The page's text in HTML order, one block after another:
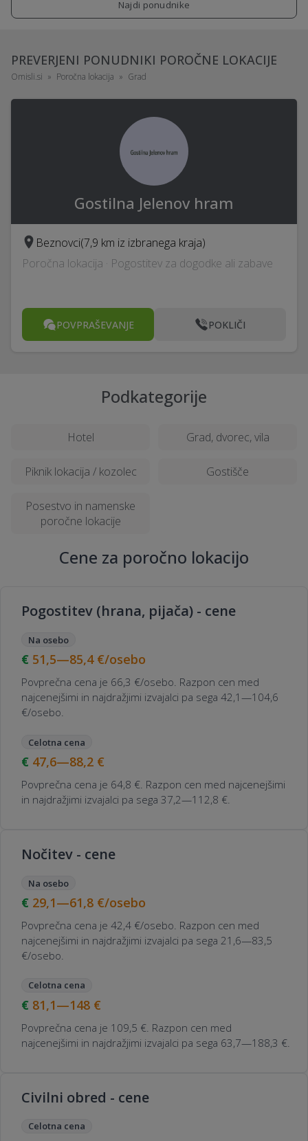
Najdi ponudnike
PREVERJENI PONUDNIKI POROČNE LOKACIJE
Omisli.si Poročna lokacija Grad
Gostilna Jelenov hram
Beznovci(7,9 km iz izbranega kraja)
Poročna lokacija · Pogostitev za dogodke ali zabave
POVPRAŠEVANJE POKLIČI
Podkategorije
Hotel Grad, dvorec, vila
Piknik lokacija / kozolec Gostišče
Posestvo in namenske
poročne lokacije
Cene za poročno lokacijo
Pogostitev (hrana, pijača) - cene
Na osebo
51,5—85,4 €/osebo
Povprečna cena je 66,3 €/osebo. Razpon cen med
najcenejšimi in najdražjimi izvajalci pa sega 42,1—104,6
€/osebo.
Celotna cena
47,6—88,2 €
Povprečna cena je 64,8 €. Razpon cen med najcenejšimi
in najdražjimi izvajalci pa sega 37,2—112,8 €.
Nočitev - cene
Na osebo
29,1—61,8 €/osebo
Povprečna cena je 42,4 €/osebo. Razpon cen med
najcenejšimi in najdražjimi izvajalci pa sega 21,6—83,5
€/osebo.
Celotna cena
81,1—148 €
Povprečna cena je 109,5 €. Razpon cen med
najcenejšimi in najdražjimi izvajalci pa sega 63,7—188,3 €.
Civilni obred - cene
Celotna cena